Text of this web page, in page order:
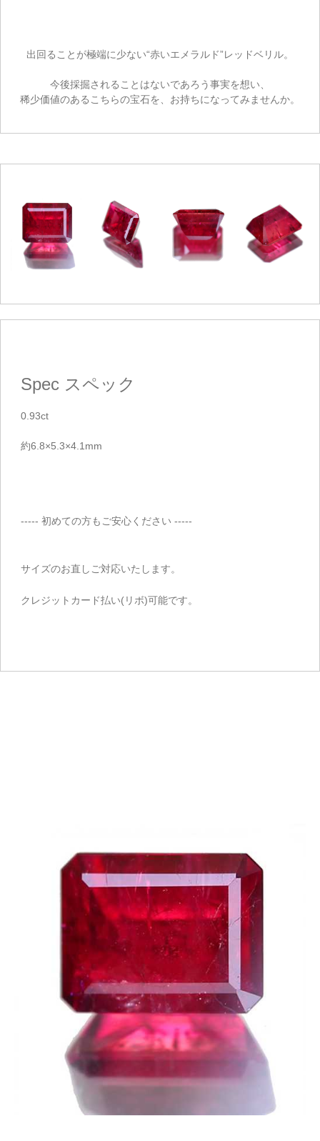
出回ることが極端に少ない“赤いエメラルド”レッドベリル。
今後採掘されることはないであろう事実を想い、
稀少価値のあるこちらの宝石を、お持ちになってみませんか。
Spec スペック
0.93ct
約6.8×5.3×4.1mm
----- 初めての方もご安心ください -----
サイズのお直しご対応いたします。
クレジットカード払い(リボ)可能です。
ご注文手続き